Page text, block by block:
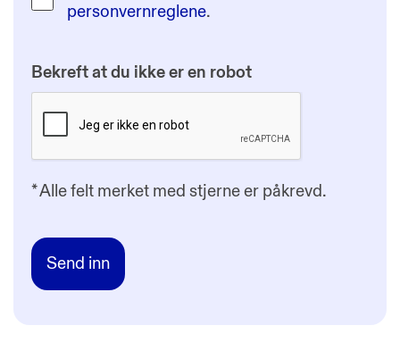
personvernreglene.
Bekreft at du ikke er en robot
*Alle felt merket med stjerne er påkrevd.